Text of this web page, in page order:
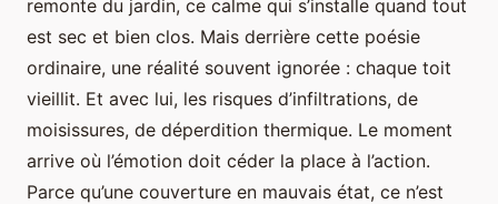
remonte du jardin, ce calme qui s’installe quand tout
est sec et bien clos. Mais derrière cette poésie
ordinaire, une réalité souvent ignorée : chaque toit
vieillit. Et avec lui, les risques d’infiltrations, de
moisissures, de déperdition thermique. Le moment
arrive où l’émotion doit céder la place à l’action.
Parce qu’une couverture en mauvais état, ce n’est